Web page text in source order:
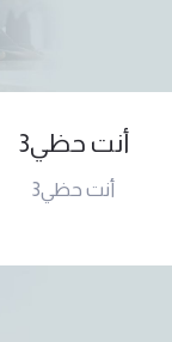
أنت حظي3
أنت حظي3